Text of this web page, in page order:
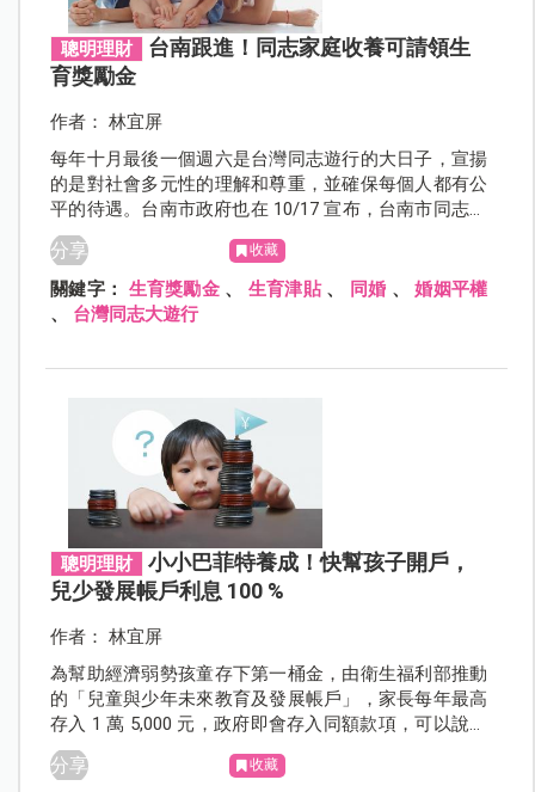
聰明理財
台南跟進！同志家庭收養可請領生
育獎勵金
作者： 林宜屏
每年十月最後一個週六是台灣同志遊行的大日子，宣揚
的是對社會多元性的理解和尊重，並確保每個人都有公
平的待遇。台南市政府也在 10/17 宣布，台南市同志家
庭收養可請領生育獎勵金，成為繼新北市、台北市、高
雄市以外，第四個同志家庭收養可請領生育獎勵金縣
市。
分享 收藏
關鍵字： 生育獎勵金 、 生育津貼、 同婚 、婚姻平權
、 台灣同志大遊行
聰明理財
小小巴菲特養成！快幫孩子開戶，
兒少發展帳戶利息 100 %
作者： 林宜屏
為幫助經濟弱勢孩童存下第一桶金，由衛生福利部推動
的「兒童與少年未來教育及發展帳戶」，家長每年最高
存入 1 萬 5,000 元，政府即會存入同額款項，可以說利
息百分百，讓開戶爸媽賺很大，因為投資孩子就是投資
未來！
分享 收藏